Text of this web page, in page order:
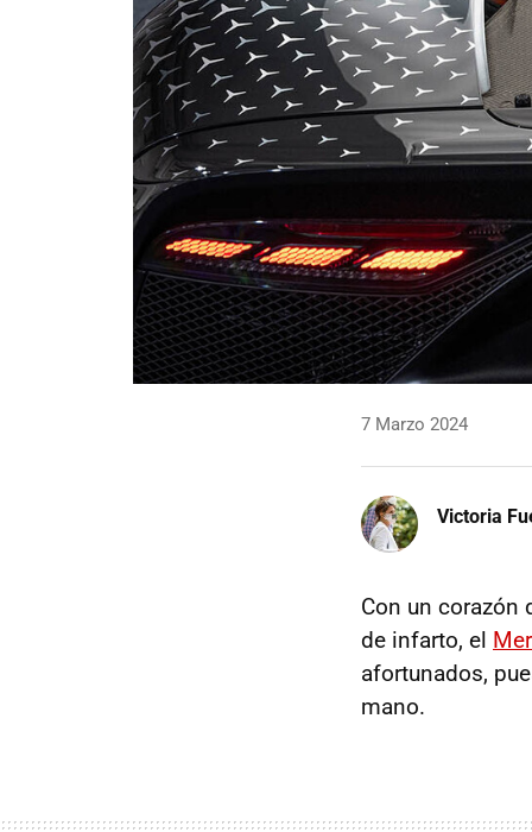
7 Marzo 2024
Victoria
Con un corazón
de infarto, el
afortunados,
mano.